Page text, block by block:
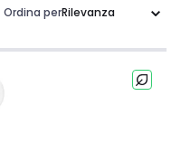
Ordina per